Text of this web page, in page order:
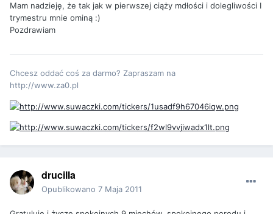
Mam nadzieję, że tak jak w pierwszej ciąży mdłości i dolegliwości I
trymestru mnie ominą :)
Pozdrawiam
Chcesz oddać coś za darmo? Zapraszam na
http://www.za0.pl
drucilla
Opublikowano 7 Maja 2011